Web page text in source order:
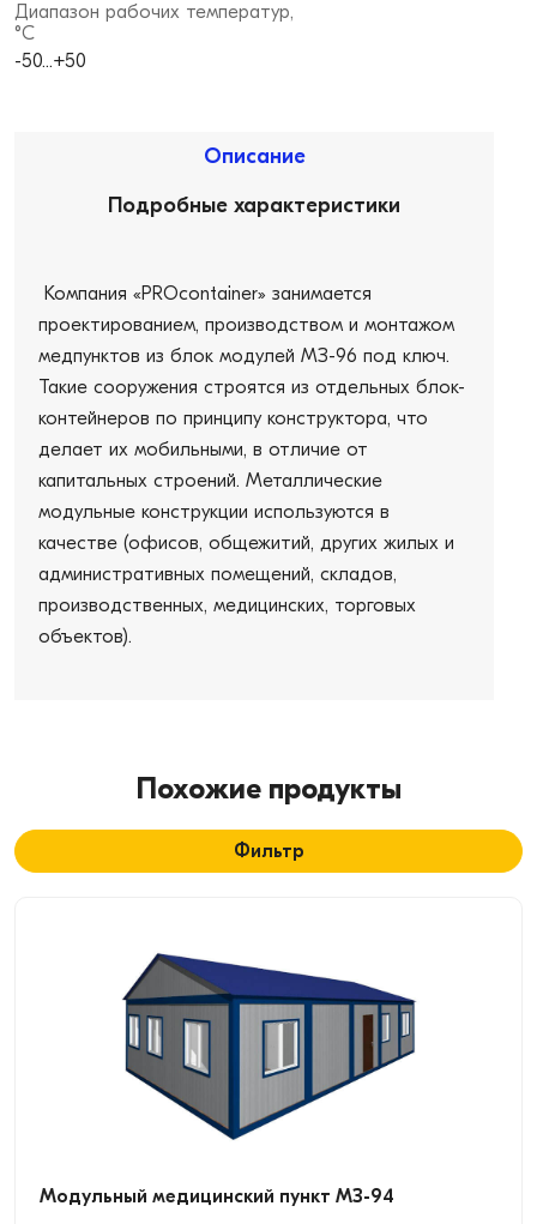
Диапазон рабочих температур,
°С
-50...+50
Описание
Подробные характеристики
Компания «PROcontainer» занимается
проектированием, производством и монтажом
медпунктов из блок модулей МЗ-96 под ключ.
Такие сооружения строятся из отдельных блок-
контейнеров по принципу конструктора, что
делает их мобильными, в отличие от
капитальных строений. Металлические
модульные конструкции используются в
качестве (офисов, общежитий, других жилых и
административных помещений, складов,
производственных, медицинских, торговых
объектов).
Похожие продукты
Фильтр
Модульный медицинский пункт МЗ-94